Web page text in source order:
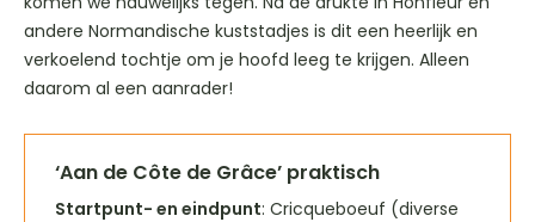
andere Normandische kuststadjes is dit een heerlijk en
verkoelend tochtje om je hoofd leeg te krijgen. Alleen
daarom al een aanrader!
‘Aan de Côte de Grâce’ praktisch
Startpunt- en eindpunt: Cricqueboeuf (diverse